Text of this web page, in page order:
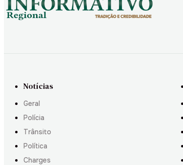
Notícias
Geral
Polícia
Trânsito
Política
Charges